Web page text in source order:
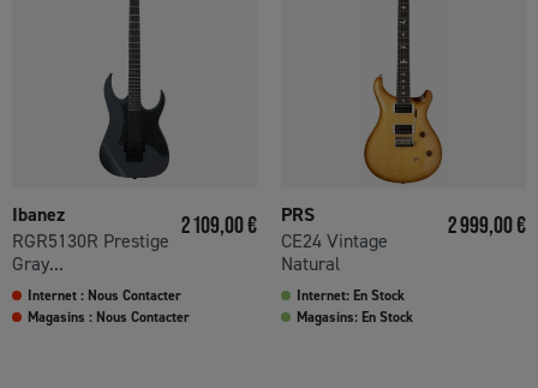
Ibanez
RGR5130R Prestige
Gray...
Prix
2 109,00 €
Internet : Nous Contacter
Magasins : Nous Contacter
PRS
CE24 Vintage
Natural
Prix
2 999,00 €
Internet: En Stock
Magasins: En Stock